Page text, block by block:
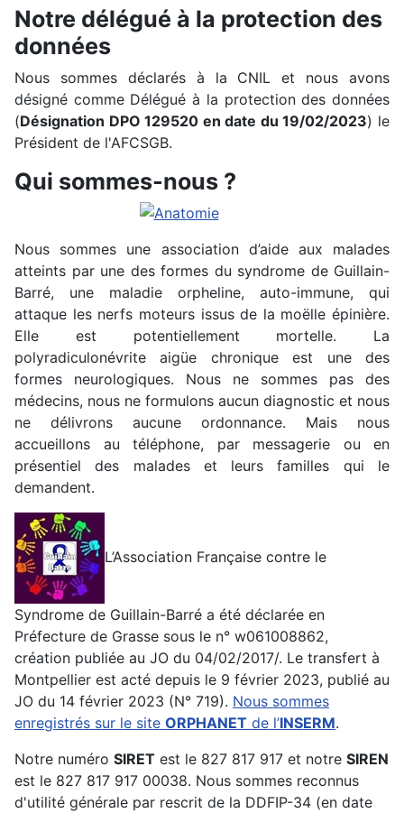
Notre délégué à la protection des
données
Nous sommes déclarés à la CNIL et nous avons
désigné comme Délégué à la protection des données
(Désignation DPO 129520 en date du 19/02/2023) le
Président de l'AFCSGB.
Qui sommes-nous ?
Nous sommes une association d’aide aux malades
atteints par une des formes du syndrome de Guillain-
Barré, une maladie orpheline, auto-immune, qui
attaque les nerfs moteurs issus de la moëlle épinière.
Elle est potentiellement mortelle. La
polyradiculonévrite aigüe chronique est une des
formes neurologiques. Nous ne sommes pas des
médecins, nous ne formulons aucun diagnostic et nous
ne délivrons aucune ordonnance. Mais nous
accueillons au téléphone, par messagerie ou en
présentiel des malades et leurs familles qui le
demandent.
L’Association Française contre le
Syndrome de Guillain-Barré a été déclarée en
Préfecture de Grasse sous le n° w061008862,
création publiée au JO du 04/02/2017/. Le transfert à
Montpellier est acté depuis le 9 février 2023, publié au
JO du 14 février 2023 (N° 719). Nous sommes
enregistrés sur le site ORPHANET de l’INSERM.
Notre numéro SIRET est le 827 817 917 et notre SIREN
est le 827 817 917 00038. Nous sommes reconnus
d'utilité générale par rescrit de la DDFIP-34 (en date